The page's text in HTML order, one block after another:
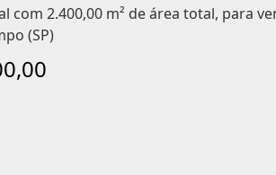
com 2.400,00 m² de área total, para
(SP)